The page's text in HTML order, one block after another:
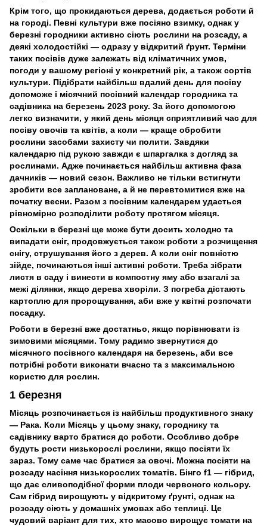
Крім того, що прокидаються дерева, додається роботи й
на городі. Певні культури вже посіяно взимку, однак у
березні городники активно сіють рослини на розсаду, а
деякі холодостійкі — одразу у відкритий ґрунт. Терміни
таких посівів дуже залежать від кліматичних умов,
погоди у вашому регіоні у конкретний рік, а також сортів
культури. Підібрати найбільш вдалий день для посіву
допоможе і місячний посівний календар городника та
садівника на березень 2023 року. За його допомогою
легко визначити, у який день місяця сприятливий час для
посіву овочів та квітів, а коли — краще обробити
рослини засобами захисту чи полити. Завдяки
календарю під рукою завжди є шпаргалка з догляд за
рослинами. Адже починається найбільш активна фаза
дачників — новий сезон. Важливо не тільки встигнути
зробити все заплановане, а й не перевтомитися вже на
початку весни. Разом з посівним календарем удасться
рівномірно розподілити роботу протягом місяця.
Оскільки в березні ще може бути досить холодно та
випадати сніг, продовжується також роботи з розчищення
снігу, струшування його з дерев. А коли сніг повністю
зійде, починаються інші активні роботи. Треба зібрати
листя в саду і винести в компостну яму або взагалі за
межі ділянки, якщо дерева хворіли. З погреба дістають
картоплю для пророщування, аби вже у квітні розпочати
посадку.
Роботи в березні вже достатньо, якщо порівнювати із
зимовими місяцями. Тому радимо звернутися до
місячного посівного календаря на березень, аби все
потрібні роботи виконати вчасно та з максимальною
користю для рослин.
1 березня
Місяць розпочинається із найбільш продуктивного знаку
— Рака. Коли Місяць у цьому знаку, городнику та
садівнику варто братися до роботи. Особливо добре
будуть рости низькорослі рослини, якщо посіяти їх
зараз. Тому саме час братися за овочі. Можна посіяти на
розсаду насіння низькорослих томатів. Бінго f1 — гібрид,
що дає сливоподібної форми плоди червоного кольору.
Сам гібрид вирощують у відкритому ґрунті, однак на
розсаду сіють у домашніх умовах або теплиці. Це
чудовий варіант для тих, хто масово вирощує томати на